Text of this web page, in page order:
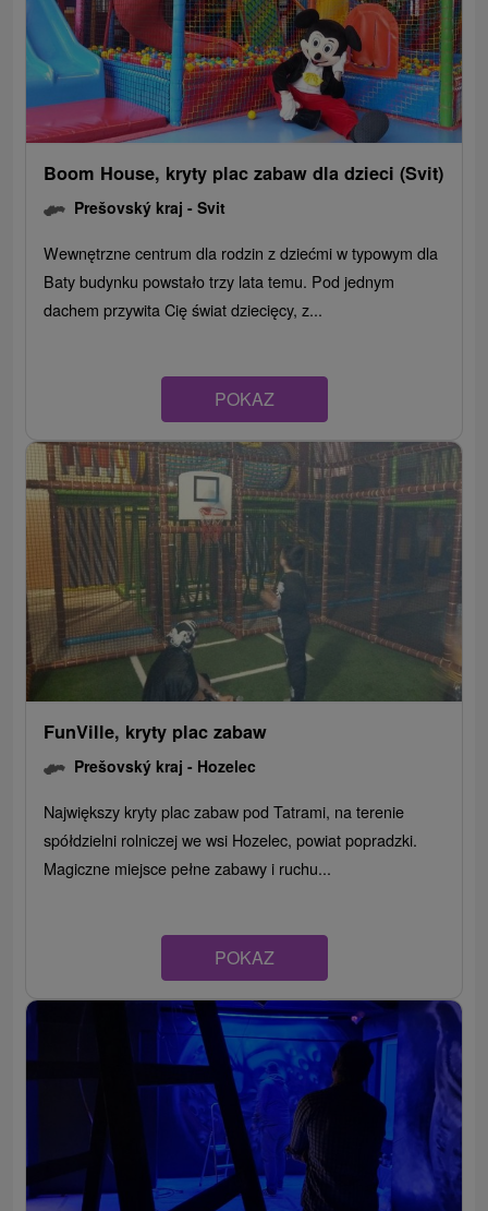
Boom House, kryty plac zabaw dla dzieci (Svit)
Prešovský kraj -Svit
Wewnętrzne centrum dla rodzin z dziećmi w typowym dla
Baty budynku powstało trzy lata temu. Pod jednym
dachem przywita Cię świat dziecięcy, z...
POKAZ
FunVille, kryty plac zabaw
Prešovský kraj - Hozelec
Największy kryty plac zabaw pod Tatrami, na terenie
spółdzielni rolniczej we wsi Hozelec, powiat popradzki.
Magiczne miejsce pełne zabawy i ruchu...
POKAZ